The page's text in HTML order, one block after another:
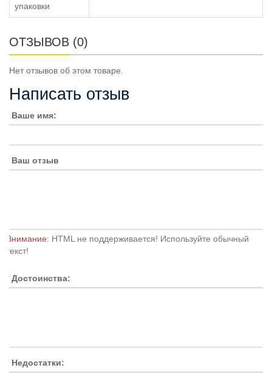
упаковки
ОТЗЫВОВ (0)
Нет отзывов об этом товаре.
Написать отзыв
Ваше имя:
Ваш отзыв
Внимание: HTML не поддерживается! Используйте обычный
текст!
Достоинства:
Недостатки: